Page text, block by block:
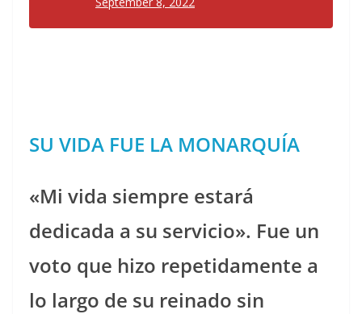
SU VIDA FUE LA MONARQUÍA
«Mi vida siempre estará
dedicada a su servicio». Fue un
voto que hizo repetidamente a
lo largo de su reinado sin